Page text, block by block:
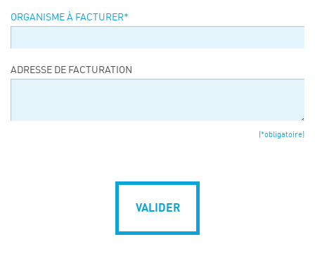
ORGANISME À FACTURER*
ADRESSE DE FACTURATION
(*obligatoire)
VALIDER